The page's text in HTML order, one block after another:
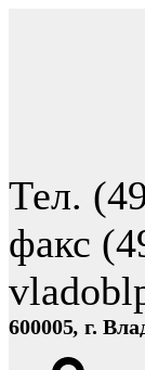
Тел.
факс
600005, г.